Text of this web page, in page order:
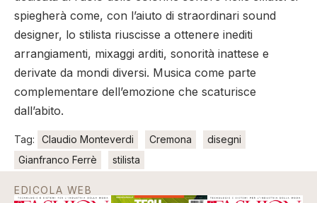
spiegherà come, con l’aiuto di straordinari sound
designer, lo stilista riuscisse a ottenere inediti
arrangiamenti, mixaggi arditi, sonorità inattese e
derivate da mondi diversi. Musica come parte
complementare dell’emozione che scaturisce
dall’abito.
Tag: Claudio Monteverdi Cremona
disegni
Gianfranco Ferrè
stilista
EDICOLA WEB